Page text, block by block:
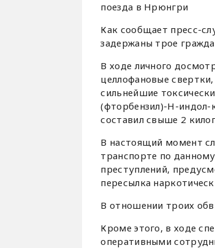
поезда в Нрюнгри
Как сообщает пресс-
задержаны трое
В ходе личного
целлофановые
сильнейшие
(фторбензил)-Н-индол-
составил свыше 2
В настоящий момент
транспорте по
преступлений,
пересылка
В отношении троих
Кроме этого, в ходе
оперативными